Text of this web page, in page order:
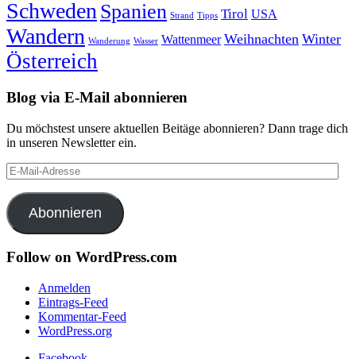
SchwedenSpanien Strand Tipps Tirol USA
Wandern Wanderung Wasser Wattenmeer Weihnachten Winter
Österreich
Blog via E-Mail abonnieren
Du möchstest unsere aktuellen Beitäge abonnieren? Dann trage dich
in unseren Newsletter ein.
E-
Mail-
Adresse
Abonnieren
Follow on WordPress.com
Anmelden
Eintrags-Feed
Kommentar-Feed
WordPress.org